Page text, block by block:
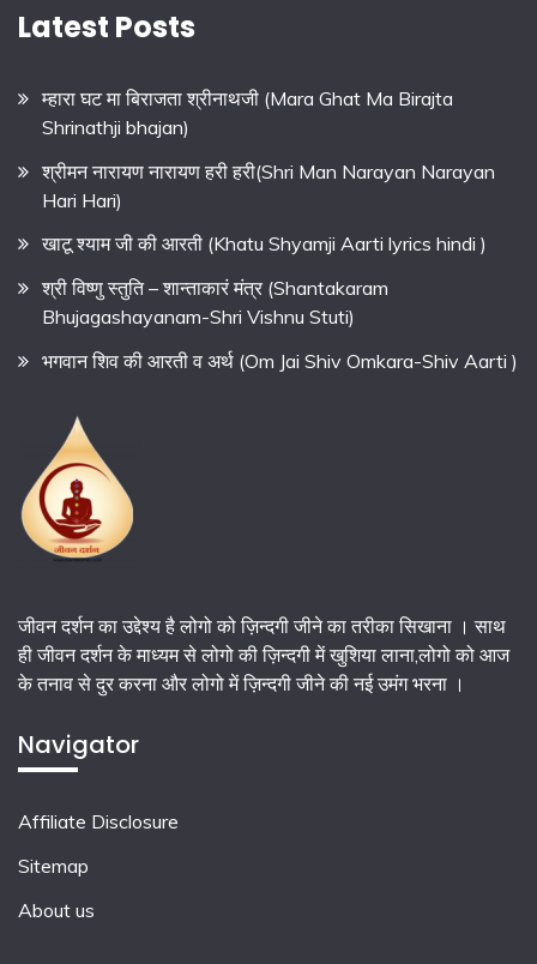
Latest Posts
म्हारा घट मा बिराजता श्रीनाथजी (Mara Ghat Ma Birajta
Shrinathji bhajan)
श्रीमन नारायण नारायण हरी हरी(Shri Man Narayan Narayan
Hari Hari)
खाटू श्याम जी की आरती (Khatu Shyamji Aarti lyrics hindi )
श्री विष्णु स्तुति – शान्ताकारं मंत्र (Shantakaram
Bhujagashayanam-Shri Vishnu Stuti)
भगवान शिव की आरती व अर्थ (Om Jai Shiv Omkara-Shiv Aarti )
जीवन दर्शन का उद्देश्य है लोगो को ज़िन्दगी जीने का तरीका सिखाना । साथ
ही जीवन दर्शन के माध्यम से लोगो की ज़िन्दगी में खुशिया लाना,लोगो को आज
के तनाव से दुर करना और लोगो में ज़िन्दगी जीने की नई उमंग भरना ।
Navigator
Affiliate Disclosure
Sitemap
About us